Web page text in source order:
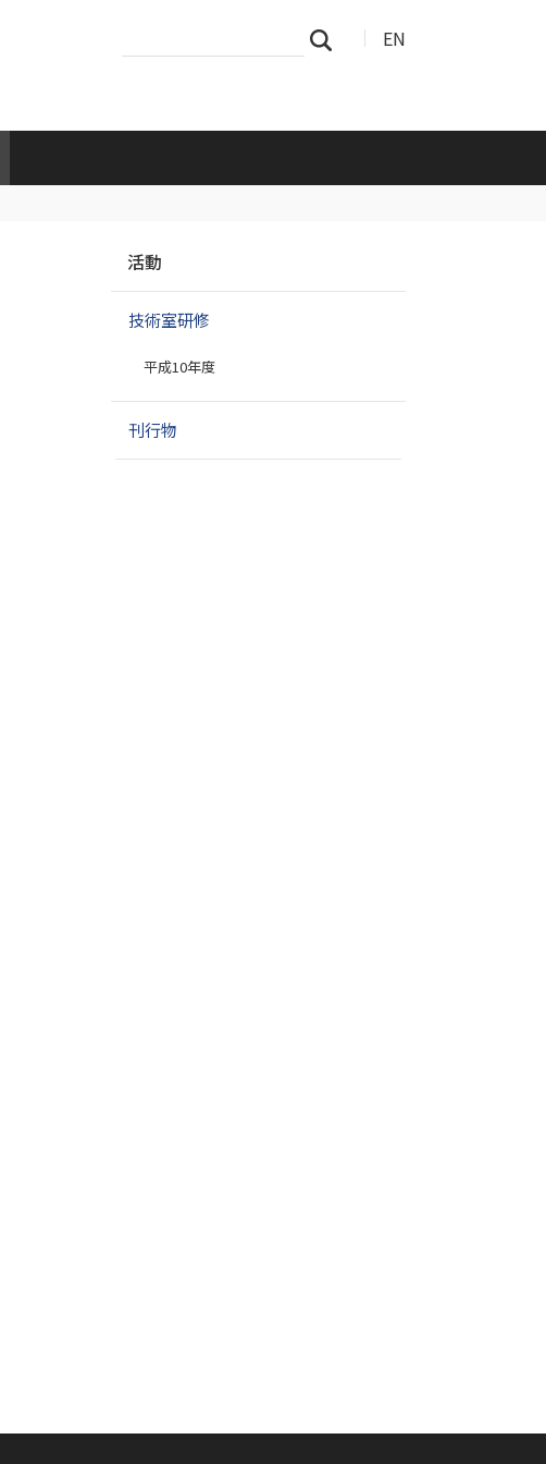
EN
イ
細
ゲ
ン
活動
技術室研修
平成10年度
刊行物